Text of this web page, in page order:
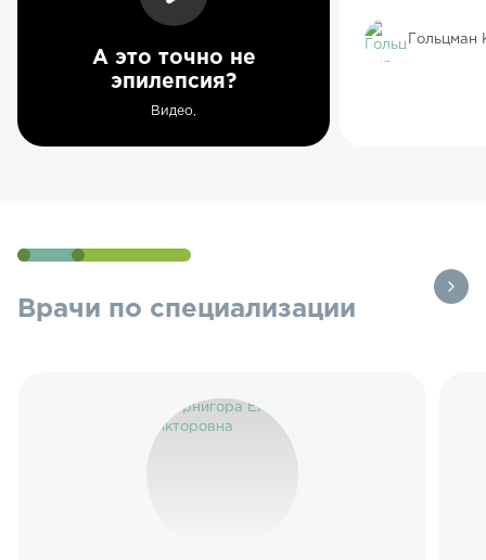
А это точно не
эпилепсия?
Видео,
Врачи по специализации